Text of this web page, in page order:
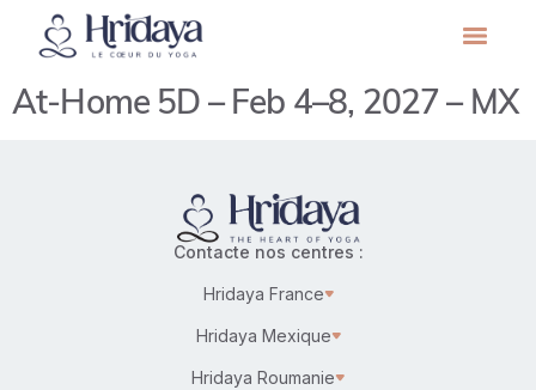
At-Home 5D – Feb 4–8, 2027 – MX
Contacte nos centres :
Hridaya France
Hridaya Mexique
Hridaya Roumanie